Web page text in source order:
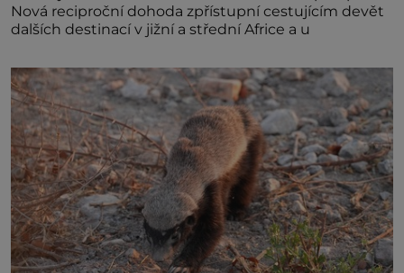
Nová reciproční dohoda zpřístupní cestujícím devět
dalších destinací v jižní a střední Africe a u